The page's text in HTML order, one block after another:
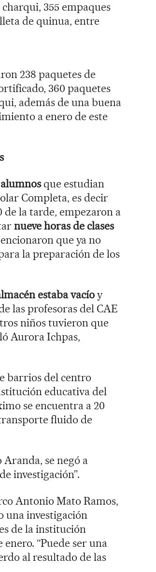
charqui, 355 empaques
de quinua, entre
238 paquetes de
360 paquetes
además de una buena
a enero de este
alumnosque estudian
Completa, es decir
de la tarde, empezaron a
nueve horas de clases
que ya no
la preparación de los
estaba vacíoy
las profesoras del CAE
niños tuvieron que
Aurora Ichpas,
barrios del centro
educativa del
se encuentra a 20
fluido de
se negó a
investigación”.
Antonio Mato Ramos,
una investigación
de la institución
“Puede ser una
al resultado de las